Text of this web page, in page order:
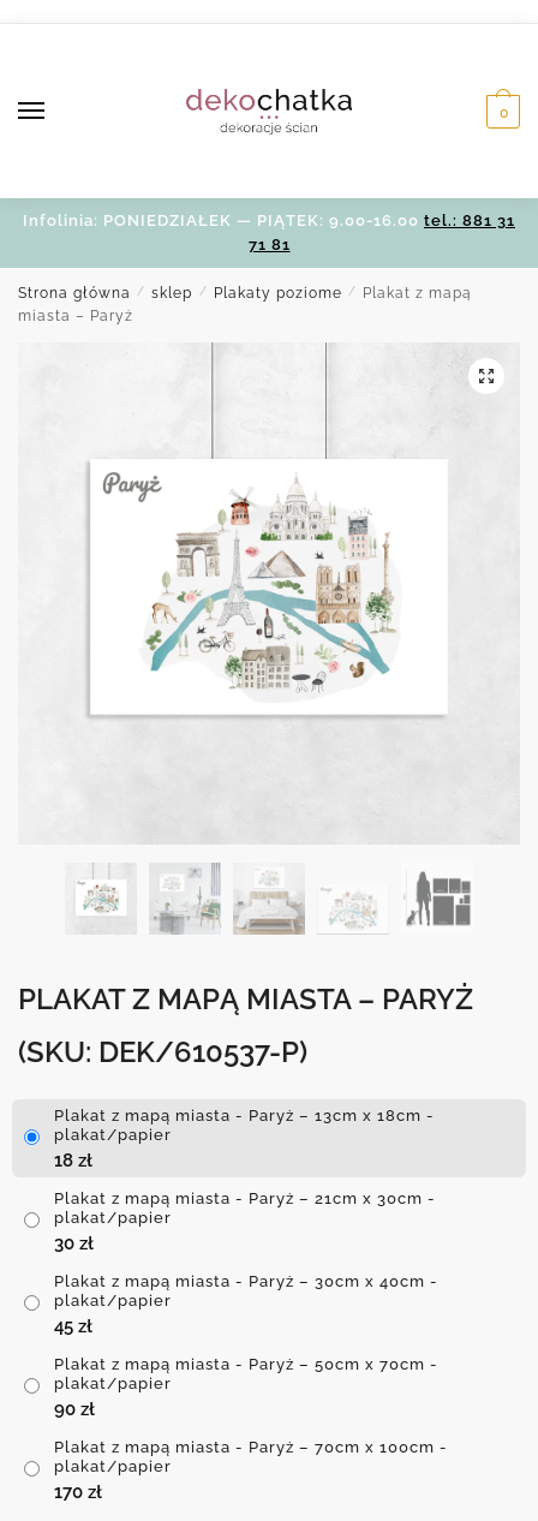
0
Infolinia: PONIEDZIAŁEK — PIĄTEK: 9.00-16.00 tel.: 881 31
71 81
Strona główna / sklep / Plakaty poziome /
Plakat z mapą
miasta – Paryż
PLAKAT Z MAPĄ MIASTA – PARYŻ
(SKU: DEK/610537-P)
Plakat z mapą miasta - Paryż – 13cm x 18cm -
plakat/papier
18 zł
Plakat z mapą miasta - Paryż – 21cm x 30cm -
plakat/papier
30 zł
Plakat z mapą miasta - Paryż – 30cm x 40cm -
plakat/papier
45 zł
Plakat z mapą miasta - Paryż – 50cm x 70cm -
plakat/papier
90 zł
Plakat z mapą miasta - Paryż – 70cm x 100cm -
plakat/papier
170 zł